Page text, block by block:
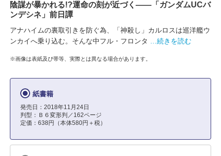
陰謀が暴かれる!?運命の刻が近づく――「ガンダムUCバ
ンデシネ」前日譚
アナハイムの裏取引きを防ぐ為、「神殺し」カルロスは巡洋艦ウ
ンカイへ乗り込む。そんな中フル・フロンタ
…続きを読む
※画像は表紙及び帯等、実際とは異なる場合があります。
紙書籍
発売日：2018年11月24日
判型：Ｂ６変形判／162ページ
定価：638円（本体580円＋税）